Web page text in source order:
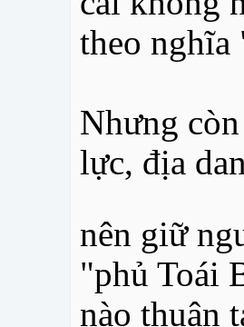
theo
Nhưng
lực, địa
nên giữ
"phủ Toái
nào thuận